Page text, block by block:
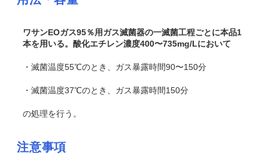
ワサンEOガス95％用ガス滅菌器の一滅菌工程ごとに本品1
本を用いる。酸化エチレン濃度400〜735mg/Lにおいて
・滅菌温度55℃のとき、ガス暴露時間90〜150分
・滅菌温度37℃のとき、ガス暴露時間150分
の処理を行う。
注意事項